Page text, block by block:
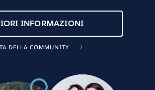
INFORMAZIONI
DELLA COMMUNITY